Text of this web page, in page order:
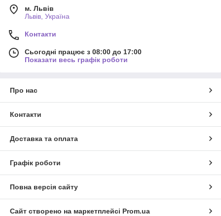
м. Львів
Львів, Україна
Контакти
Сьогодні працює з 08:00 до 17:00
Показати весь графік роботи
Про нас
Контакти
Доставка та оплата
Графік роботи
Повна версія сайту
Сайт створено на маркетплейсі Prom.ua